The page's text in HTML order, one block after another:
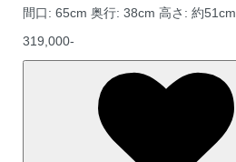
間口: 65cm 奥行: 38cm 高さ: 約51cm
319,000-